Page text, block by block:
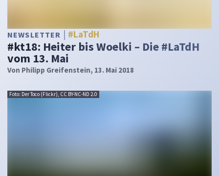
NEWSLETTER #LaTdH
#kt18: Heiter bis Woelki – Die #LaTdH
vom 13. Mai
Von Philipp Greifenstein, 13. Mai 2018
Foto: Der Toco (Flickr), CC BY-NC-ND 2.0